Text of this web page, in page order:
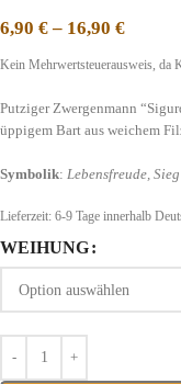
6,90 €– 16,90 €
Kein Mehrwertsteuerausweis, da
Putziger Zwergenmann
üppigem Bart aus weichem
Symbolik: Lebensfreude, Sieg
Lieferzeit: 6-9 Tage innerhalb
WEIHUNG